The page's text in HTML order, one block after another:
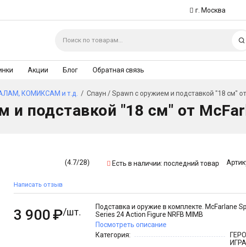
г. Москва
Акции Блог Обратная связь
КОМИКСАМ и т.д. / Спаун / Spawn с оружием и подставкой "18 см"
и подставкой "18 см" от
(4.7/28)
Написать отзыв
Есть в наличии:последний товар
3 900 ₽/шт.
Подставка и оружие в комплекте. McFarlane
Series 24 Action Figure NRFB MIMB
Посмотреть описание
Категория: